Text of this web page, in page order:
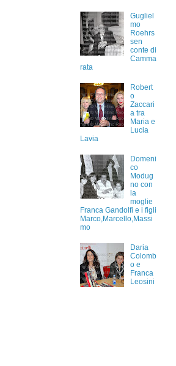
Gugliel
mo
Roehrs
sen
conte di
Camma
rata
Robert
o
Zaccari
a tra
Maria e
Lucia
Lavia
Domeni
co
Modug
no con
la
moglie
Franca Gandolfi e i figli
Marco,Marcello,Massi
mo
Daria
Colomb
o e
Franca
Leosini